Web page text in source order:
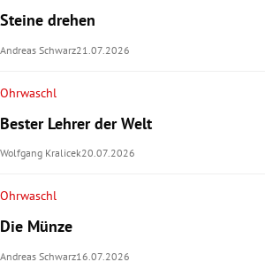
Steine drehen
Andreas Schwarz21.07.2026
Ohrwaschl
Bester Lehrer der Welt
Wolfgang Kralicek20.07.2026
Ohrwaschl
Die Münze
Andreas Schwarz16.07.2026